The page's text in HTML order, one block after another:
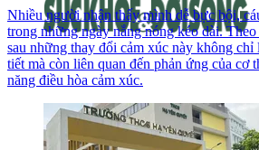
Nhiều người nhận thấy mình dễ bực bội,
trong những ngày nắng nóng kéo dài.
sau những thay đổi cảm xúc này không
tiết mà còn liên quan đến phản ứng của cơ
năng điều hòa cảm xúc.